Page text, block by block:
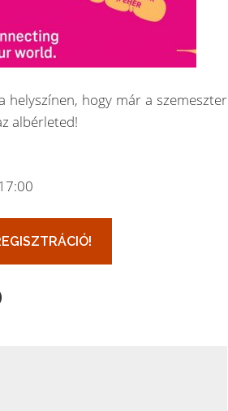
helyszínen, hogy már a szemeszter
albérleted!